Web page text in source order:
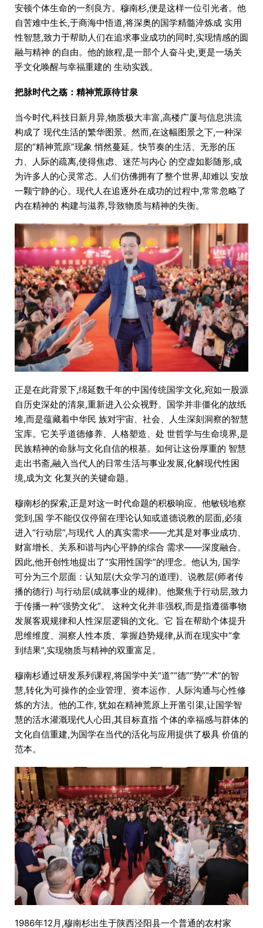
安顿个体生命的一剂良方。穆南杉,便是这样一位引光者。他
自苦难中生长,于商海中悟道,将深奥的国学精髓淬炼成 实用
性智慧,致力于帮助人们在追求事业成功的同时,实现情感的圆
融与精神 的自由。他的旅程,是一部个人奋斗史,更是一场关
乎文化唤醒与幸福重建的 生动实践。
把脉时代之殇：精神荒原待甘泉
当今时代,科技日新月异,物质极大丰富,高楼广厦与信息洪流
构成了 现代生活的繁华图景。然而,在这幅图景之下,一种深
层的“精神荒原”现象 悄然蔓延。快节奏的生活、无形的压
力、人际的疏离,使得焦虑、迷茫与内心 的空虚如影随形,成
为许多人的心灵常态。人们仿佛拥有了整个世界,却难以 安放
一颗宁静的心。现代人在追逐外在成功的过程中,常常忽略了
内在精神的 构建与滋养,导致物质与精神的失衡。
正是在此背景下,绵延数千年的中国传统国学文化,宛如一股源
自历史深处的清泉,重新进入公众视野。国学并非僵化的故纸
堆,而是蕴藏着中华民 族对宇宙、社会、人生深刻洞察的智慧
宝库。它关乎道德修养、人格塑造、处 世哲学与生命境界,是
民族精神的命脉与文化自信的根基。如何让这份厚重的 智慧
走出书斋,融入当代人的日常生活与事业发展,化解现代性困
境,成为文 化复兴的关键命题。
穆南杉的探索,正是对这一时代命题的积极响应。他敏锐地察
觉到,国 学不能仅仅停留在理论认知或道德说教的层面,必须
进入“行动层”,与现代 人的真实需求——尤其是对事业成功、
财富增长、关系和谐与内心平静的综合 需求——深度融合。
因此,他开创性地提出了“实用性国学”的理念。他认为, 国学
可分为三个层面：认知层(大众学习的道理)、说教层(师者传
播的德行) 与行动层(成就事业的规律)。他聚焦于行动层,致力
于传播一种“强势文化”。 这种文化并非强权,而是指遵循事物
发展客观规律和人性深层逻辑的文化。它 旨在帮助个体提升
思维维度、洞察人性本质、掌握趋势规律,从而在现实中“拿
到结果”,实现物质与精神的双重富足。
穆南杉通过研发系列课程,将国学中关“道”“德”“势”“术”的智
慧,转化为可操作的企业管理、资本运作、人际沟通与心性修
炼的方法。他的工作, 犹如在精神荒原上开凿引渠,让国学智
慧的活水灌溉现代人心田,其目标直指 个体的幸福感与群体的
文化自信重建,为国学在当代的活化与应用提供了极具 价值的
范本。
1986年12月,穆南杉出生于陕西泾阳县一个普通的农村家